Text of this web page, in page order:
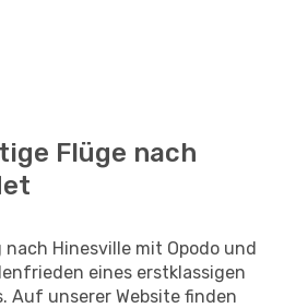
Flüge nach
nach Hinesville mit Opodo und
eines erstklassigen
Auf unserer Website finden